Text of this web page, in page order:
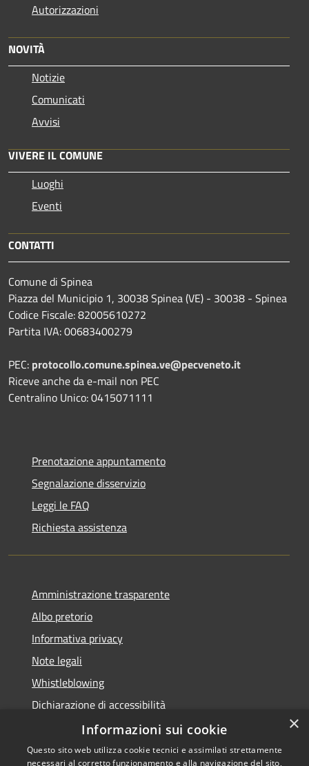
Autorizzazioni
NOVITÀ
Notizie
Comunicati
Avvisi
VIVERE IL COMUNE
Luoghi
Eventi
CONTATTI
Comune di Spinea
Piazza del Municipio 1, 30038 Spinea (VE) - 30038 - Spinea
Codice Fiscale: 82005610272
Partita IVA: 00683400279
PEC: protocollo.comune.spinea.ve@pecveneto.it
Riceve anche da e-mail non PEC
Centralino Unico: 0415071111
Prenotazione appuntamento
Segnalazione disservizio
Leggi le FAQ
Richiesta assistenza
Amministrazione trasparente
Albo pretorio
Informativa privacy
Note legali
Whistleblowing
Dichiarazione di accessibilità
Obiettivi di accessibilità
×
Informazioni sui cookie
Questo sito web utilizza cookie tecnici e assimilati strettamente
necessari al corretto funzionamento e alla navigazione del sito,